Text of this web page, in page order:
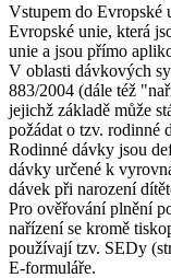
Vstupem do Evropské
Evropské unie, která
unie a jsou přímo
V oblasti dávkových
883/2004 (dále též
jejichž základě může
požádat o tzv. rodinné
Rodinné dávky jsou
dávky určené k
dávek při narození
Pro ověřování plnění
nařízení se kromě
používají tzv. SEDy
E-formuláře.